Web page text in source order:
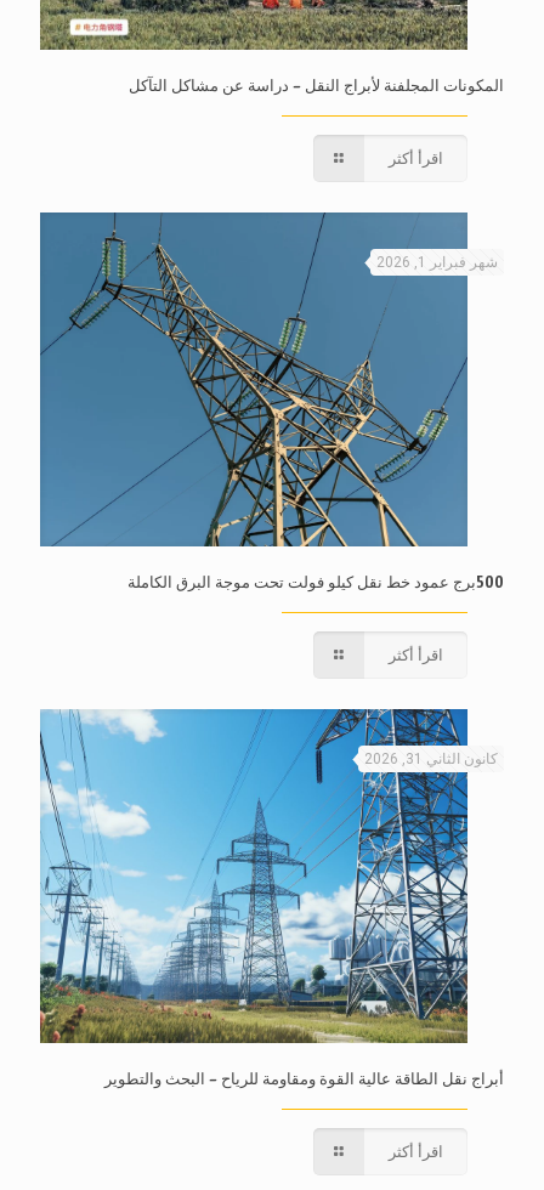
المكونات المجلفنة لأبراج النقل – دراسة عن مشاكل التآكل
اقرأ أكثر
شهر فبراير 1, 2026
500برج عمود خط نقل كيلو فولت تحت موجة البرق الكاملة
اقرأ أكثر
كانون الثاني 31, 2026
أبراج نقل الطاقة عالية القوة ومقاومة للرياح – البحث والتطوير
اقرأ أكثر